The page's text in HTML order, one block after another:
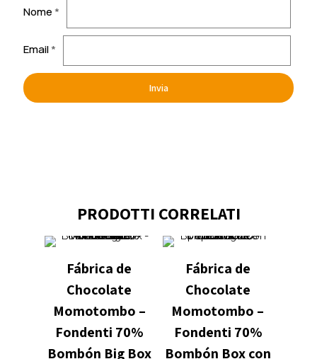
Nome *
Email*
PRODOTTI CORRELATI
Fábrica de
Chocolate
Momotombo –
Fondenti 70%
Bombón Big Box
Fábrica de
Chocolate
Momotombo –
Fondenti 70%
Bombón Box con